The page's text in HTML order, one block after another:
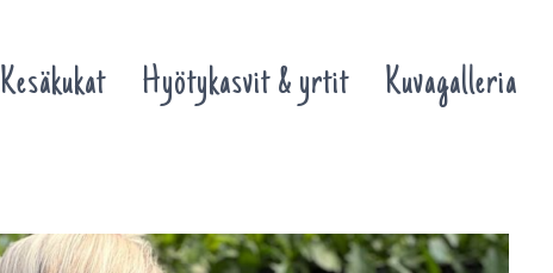
Kesäkukat Hyötykasvit & yrtit Kuvagalleria